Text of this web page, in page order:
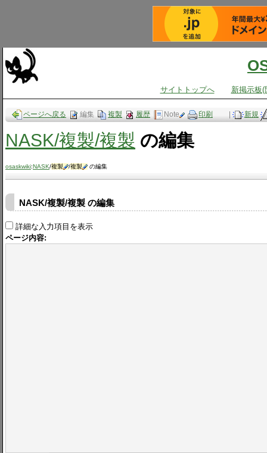
サイトトップへ 新掲示板(
新規
ページへ戻る 編集 複製 履歴 Note 印刷
NASK​/複製​/複製 の編集
osaskwiki:NASK/複製 /複製 の編集
NASK/複製/複製 の編集
詳細な入力項目を表示
ページ内容: